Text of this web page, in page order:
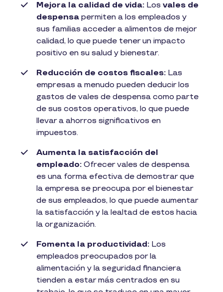
Mejora la calidad de vida: Los vales de
despensa permiten a los empleados y
sus familias acceder a alimentos de mejor
calidad, lo que puede tener un impacto
positivo en su salud y bienestar.
Reducción de costos fiscales: Las
empresas a menudo pueden deducir los
gastos de vales de despensa como parte
de sus costos operativos, lo que puede
llevar a ahorros significativos en
impuestos.
Aumenta la satisfacción del
empleado: Ofrecer vales de despensa
es una forma efectiva de demostrar que
la empresa se preocupa por el bienestar
de sus empleados, lo que puede aumentar
la satisfacción y la lealtad de estos hacia
la organización.
Fomenta la productividad: Los
empleados preocupados por la
alimentación y la seguridad financiera
tienden a estar más centrados en su